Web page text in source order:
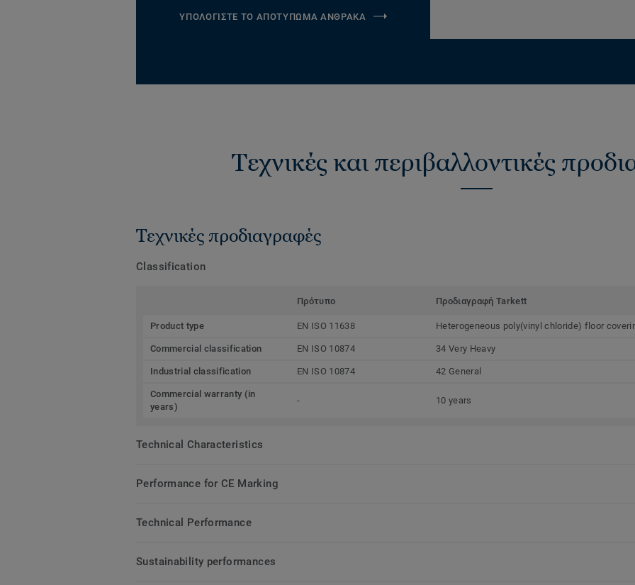
ΥΠΟΛΟΓΙΣΤΕ ΤΟ ΑΠΟΤΥΠΩΜΑ ΑΝΘΡΑΚΑ
Τεχνικές και περιβαλλοντικές
Τεχνικές προδιαγραφές
Classification
Πρότυπο Προδιαγραφή Tarkett
Product type EN ISO 11638 Heterogeneous poly(vinyl chloride) floor
Commercial classification EN ISO 10874 34 Very Heavy
Industrial classification EN ISO 10874 42 General
Commercial warranty (in
years)
- 10 years
Technical Characteristics
Performance for CE Marking
Technical Performance
Sustainability performances